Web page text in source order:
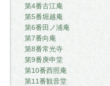
第4番古江庵
第5番堀越庵
第6番田ノ浦庵
第7番向庵
第8番常光寺
第9番庚申堂
第10番西照庵
第11番観音堂